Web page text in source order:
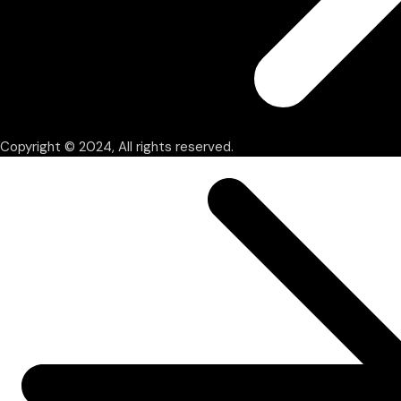
Copyright © 2024, All rights reserved.